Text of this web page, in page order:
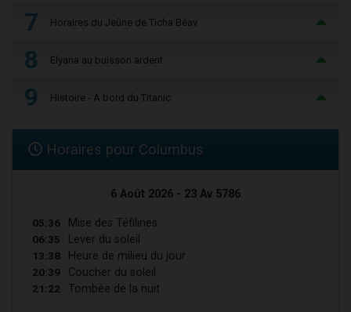
7 Horaires du Jeûne de Ticha Béav
8 Elyana au buisson ardent
9 Histoire - À bord du Titanic
Horaires pour Columbus
6 Août 2026 - 23 Av 5786
05:36 Mise des Téfilines
06:35 Lever du soleil
13:38 Heure de milieu du jour
20:39 Coucher du soleil
21:22 Tombée de la nuit